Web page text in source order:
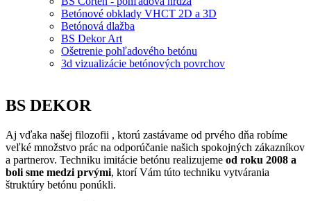
Betónové obklady VHCT 2D a 3D
Betónová dlažba
BS Dekor Art
Ošetrenie pohľadového betónu
3d vizualizácie betónových povrchov
BS DEKOR
Aj vďaka našej filozofii , ktorú zastávame od prvého dňa robíme
veľké množstvo prác na odporúčanie našich spokojných zákazníkov
a partnerov. Techniku imitácie betónu realizujeme od roku 2008 a
boli sme medzi prvými, ktorí Vám túto techniku vytvárania
štruktúry betónu ponúkli.